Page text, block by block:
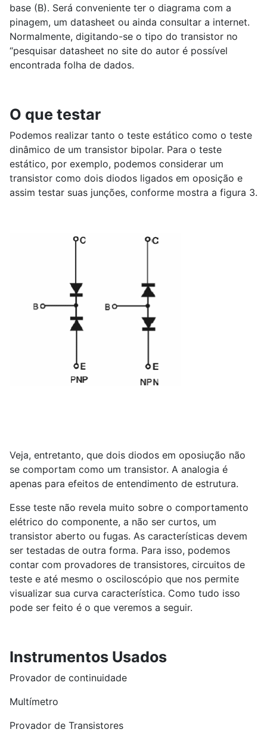
base (B). Será conveniente ter o diagrama com a
pinagem, um datasheet ou ainda consultar a internet.
Normalmente, digitando-se o tipo do transistor no
“pesquisar datasheet no site do autor é possível
encontrada folha de dados.
O que testar
Podemos realizar tanto o teste estático como o teste
dinâmico de um transistor bipolar. Para o teste
estático, por exemplo, podemos considerar um
transistor como dois diodos ligados em oposição e
assim testar suas junções, conforme mostra a figura 3.
Veja, entretanto, que dois diodos em oposiução não
se comportam como um transistor. A analogia é
apenas para efeitos de entendimento de estrutura.
Esse teste não revela muito sobre o comportamento
elétrico do componente, a não ser curtos, um
transistor aberto ou fugas. As características devem
ser testadas de outra forma. Para isso, podemos
contar com provadores de transistores, circuitos de
teste e até mesmo o osciloscópio que nos permite
visualizar sua curva característica. Como tudo isso
pode ser feito é o que veremos a seguir.
Instrumentos Usados
Provador de continuidade
Multímetro
Provador de Transistores